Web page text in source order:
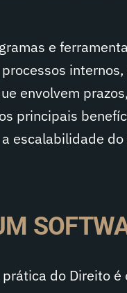
e
envolvem
principais
escalabilidade
do Direito